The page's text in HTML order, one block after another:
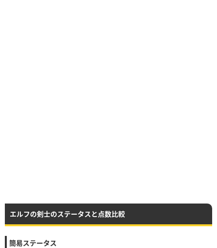
エルフの剣士のステータスと点数比較
簡易ステータス